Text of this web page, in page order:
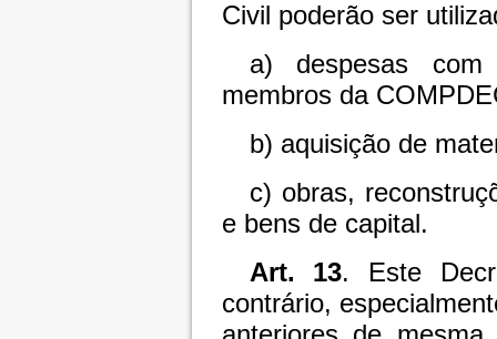
Civil poderão ser
a) despesas
membros da
b) aquisição de
c) obras,
e bens de capital.
Art. 13. Este
contrário,